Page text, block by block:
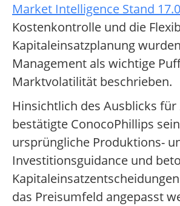
Market Intelligence Stand
Kostenkontrolle und die
Kapitaleinsatzplanung
Management als wichtige
Marktvolatilität beschrieben.
Hinsichtlich des Ausblicks für
bestätigte ConocoPhillips
ursprüngliche Produktions-
Investitionsguidance und
das Preisumfeld angepasst